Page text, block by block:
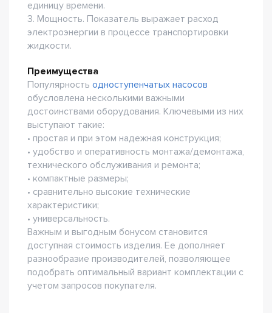
единицу времени.
3. Мощность. Показатель выражает расход
электроэнергии в процессе транспортировки
жидкости.
Преимущества
Популярность одноступенчатых насосов
обусловлена несколькими важными
достоинствами оборудования. Ключевыми из них
выступают такие:
• простая и при этом надежная конструкция;
• удобство и оперативность монтажа/демонтажа,
технического обслуживания и ремонта;
• компактные размеры;
• сравнительно высокие технические
характеристики;
• универсальность.
Важным и выгодным бонусом становится
доступная стоимость изделия. Ее дополняет
разнообразие производителей, позволяющее
подобрать оптимальный вариант комплектации с
учетом запросов покупателя.